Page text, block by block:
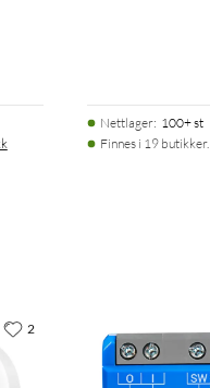
Nettlager: 100+ st
Finnes i 19 butikker.
2